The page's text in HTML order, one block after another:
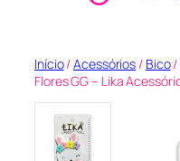
Início/Acessórios / Bico/
Flores GG – Lika